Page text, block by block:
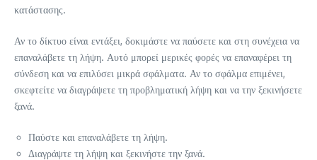
κατάστασης.
Αν το δίκτυο είναι εντάξει, δοκιμάστε να παύσετε και στη συνέχεια να
επαναλάβετε τη λήψη. Αυτό μπορεί μερικές φορές να επαναφέρει τη
σύνδεση και να επιλύσει μικρά σφάλματα. Αν το σφάλμα επιμένει,
σκεφτείτε να διαγράψετε τη προβληματική λήψη και να την ξεκινήσετε
ξανά.
Παύστε και επαναλάβετε τη λήψη.
Διαγράψτε τη λήψη και ξεκινήστε την ξανά.